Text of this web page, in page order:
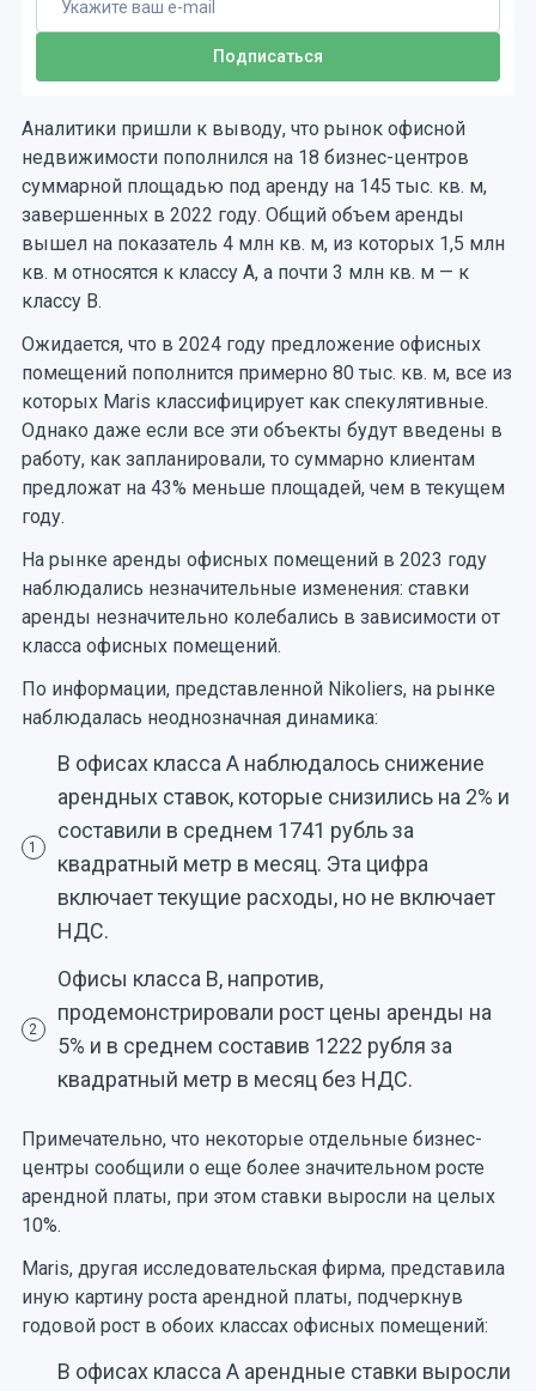
Аналитики пришли к выводу, что рынок офисной
недвижимости пополнился на 18 бизнес-центров
суммарной площадью под аренду на 145 тыс. кв. м,
завершенных в 2022 году. Общий объем аренды
вышел на показатель 4 млн кв. м, из которых 1,5 млн
кв. м относятся к классу А, а почти 3 млн кв. м — к
классу В.
Ожидается, что в 2024 году предложение офисных
помещений пополнится примерно 80 тыс. кв. м, все из
которых Maris классифицирует как спекулятивные.
Однако даже если все эти объекты будут введены в
работу, как запланировали, то суммарно клиентам
предложат на 43% меньше площадей, чем в текущем
году.
На рынке аренды офисных помещений в 2023 году
наблюдались незначительные изменения: ставки
аренды незначительно колебались в зависимости от
класса офисных помещений.
По информации, представленной Nikoliers, на рынке
наблюдалась неоднозначная динамика:
1
В офисах класса А наблюдалось снижение
арендных ставок, которые снизились на 2% и
составили в среднем 1741 рубль за
квадратный метр в месяц. Эта цифра
включает текущие расходы, но не включает
НДС.
2
Офисы класса В, напротив,
продемонстрировали рост цены аренды на
5% и в среднем составив 1222 рубля за
квадратный метр в месяц без НДС.
Примечательно, что некоторые отдельные бизнес-
центры сообщили о еще более значительном росте
арендной платы, при этом ставки выросли на целых
10%.
Maris, другая исследовательская фирма, представила
иную картину роста арендной платы, подчеркнув
годовой рост в обоих классах офисных помещений:
В офисах класса А арендные ставки выросли